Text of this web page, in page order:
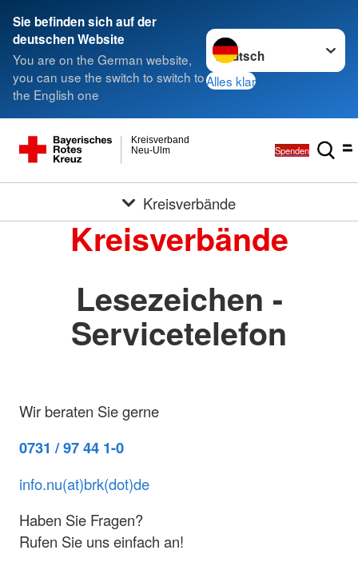
Sie befinden sich auf der
deutschen Website
You are on the German website,
you can use the switch to switch to
the English one
Sprache wechseln zu
Alles klar
Neu-Ulm
Kreisverband
Spenden
Kreisverbände
Kreisverbände
Lesezeichen -
Servicetelefon
Wir beraten Sie gerne
0731 / 97 44 1-0
info.nu(at)brk(dot)de
Haben Sie Fragen?
Rufen Sie uns einfach an!